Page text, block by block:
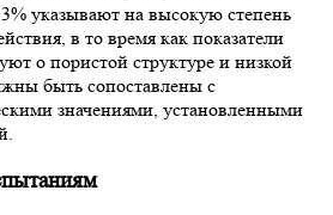
указывают на высокую степень
в то время как показатели
о пористой структуре и низкой
быть сопоставлены с
значениями, установленными